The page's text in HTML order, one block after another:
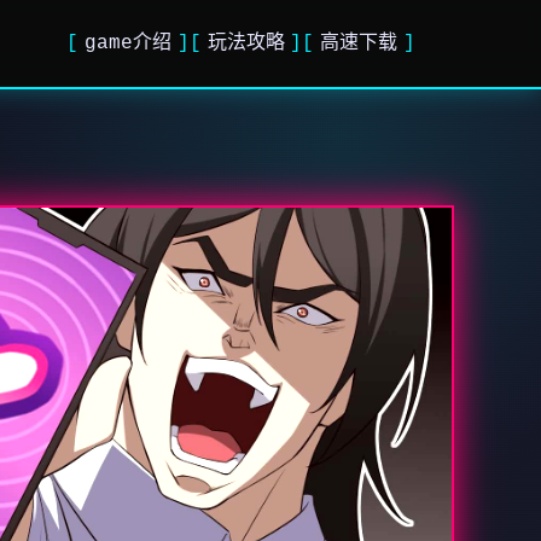
game介绍 玩法攻略 高速下载